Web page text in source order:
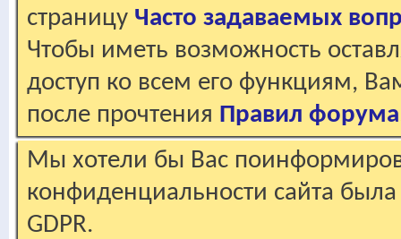
страницу Часто задаваемых
Чтобы иметь возможность
доступ ко всем его функциям,
после прочтения Правил форума
Мы хотели бы Вас
конфиденциальности сайта
GDPR.